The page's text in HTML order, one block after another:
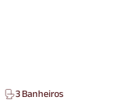
3 Banheiros